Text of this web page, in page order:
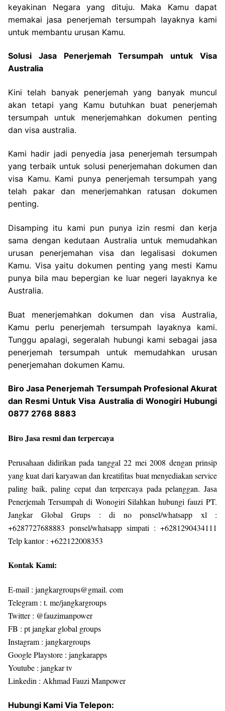
keyakinan Negara yang dituju. Maka Kamu dapat
memakai jasa penerjemah tersumpah layaknya kami
untuk membantu urusan Kamu.
Solusi Jasa Penerjemah Tersumpah untuk Visa
Australia
Kini telah banyak penerjemah yang banyak muncul
akan tetapi yang Kamu butuhkan buat penerjemah
tersumpah untuk menerjemahkan dokumen penting
dan visa australia.
Kami hadir jadi penyedia jasa penerjemah tersumpah
yang terbaik untuk solusi penerjemahan dokumen dan
visa Kamu. Kami punya penerjemah tersumpah yang
telah pakar dan menerjemahkan ratusan dokumen
penting.
Disamping itu kami pun punya izin resmi dan kerja
sama dengan kedutaan Australia untuk memudahkan
urusan penerjemahan visa dan legalisasi dokumen
Kamu. Visa yaitu dokumen penting yang mesti Kamu
punya bila mau bepergian ke luar negeri layaknya ke
Australia.
Buat menerjemahkan dokumen dan visa Australia,
Kamu perlu penerjemah tersumpah layaknya kami.
Tunggu apalagi, segeralah hubungi kami sebagai jasa
penerjemah tersumpah untuk memudahkan urusan
penerjemahan dokumen Kamu.
Biro Jasa Penerjemah Tersumpah Profesional Akurat
dan Resmi Untuk Visa Australia di Wonogiri Hubungi
0877 2768 8883
Biro Jasa resmi dan terpercaya
Perusahaan didirikan pada tanggal 22 mei 2008 dengan prinsip
yang kuat dari karyawan dan kreatifitas buat menyediakan service
paling baik, paling cepat dan terpercaya pada pelanggan. Jasa
Penerjemah Tersumpah di Wonogiri Silahkan hubungi fauzi PT.
Jangkar Global Grups : di no ponsel/whatsapp xl :
+6287727688883 ponsel/whatsapp simpati : +6281290434111
Telp kantor : +622122008353
Kontak Kami:
E-mail : jangkargroups@gmail. com
Telegram : t. me/jangkargroups
Twitter : @fauzimanpower
FB : pt jangkar global groups
Instagram : jangkargroups
Google Playstore : jangkarapps
Youtube : jangkar tv
Linkedin : Akhmad Fauzi Manpower
Hubungi Kami Via Telepon: